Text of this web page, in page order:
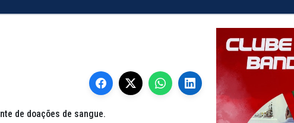
de doações de sangue.